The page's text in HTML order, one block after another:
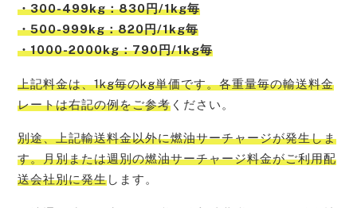
・300-499kg：830円/1kg毎
・500-999kg：820円/1kg毎
・1000-2000kg：790円/1kg毎
上記料金は、1kg毎のkg単価です。各重量毎の輸送料金
レートは右記の例をご参考 ください。
別途、上記輸送料金以外に燃油サーチャージが発生しま
す。月別または週別の燃油サーチャージ料金がご利用配
送会社別に発生します。